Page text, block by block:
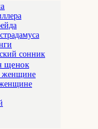
сонник
щенок
женщине